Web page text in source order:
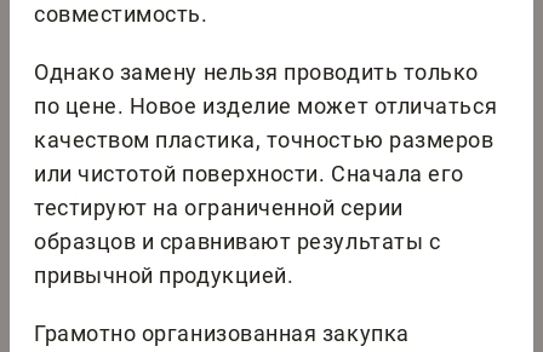
совместимость.
Однако замену нельзя проводить только
по цене. Новое изделие может отличаться
качеством пластика, точностью размеров
или чистотой поверхности. Сначала его
тестируют на ограниченной серии
образцов и сравнивают результаты с
привычной продукцией.
Грамотно организованная закупка